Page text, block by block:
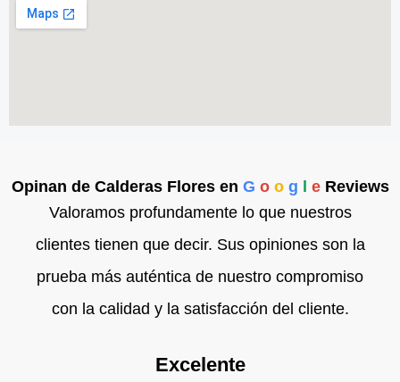
Opinan de Calderas Flores en G o o g l eReviews
Valoramos profundamente lo que nuestros
clientes tienen que decir. Sus opiniones son la
prueba más auténtica de nuestro compromiso
con la calidad y la satisfacción del cliente.
Excelente